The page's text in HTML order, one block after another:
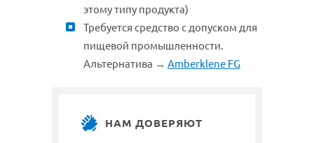
этому типу продукта)
Требуется средство с допуском для
пищевой промышленности.
Альтернатива → Amberklene FG
НАМ ДОВЕРЯЮТ